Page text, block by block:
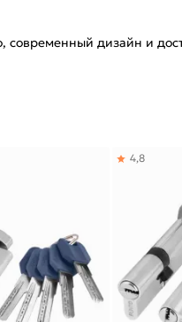
современный дизайн и
4,8